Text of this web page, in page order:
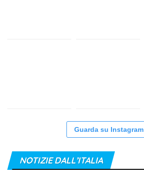
Guarda su Instagram
NOTIZIE DALL’ITALIA